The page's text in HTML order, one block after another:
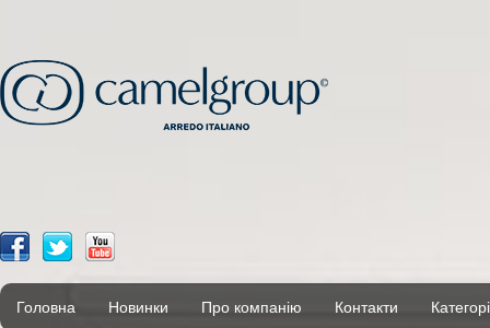
Головна Новинки Про компанію Контакти